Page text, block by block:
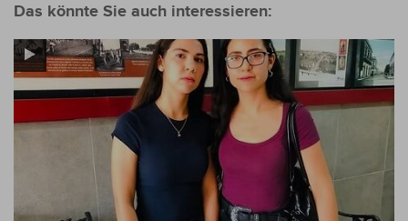
Das könnte Sie auch interessieren: